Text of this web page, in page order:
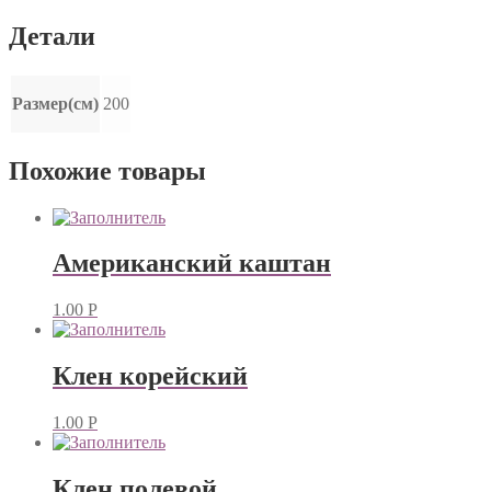
Детали
Размер(см) 200
Похожие товары
Американский каштан
1.00 Р
Клен корейский
1.00 Р